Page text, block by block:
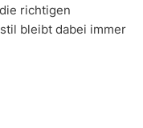
richtigen
bleibt dabei immer